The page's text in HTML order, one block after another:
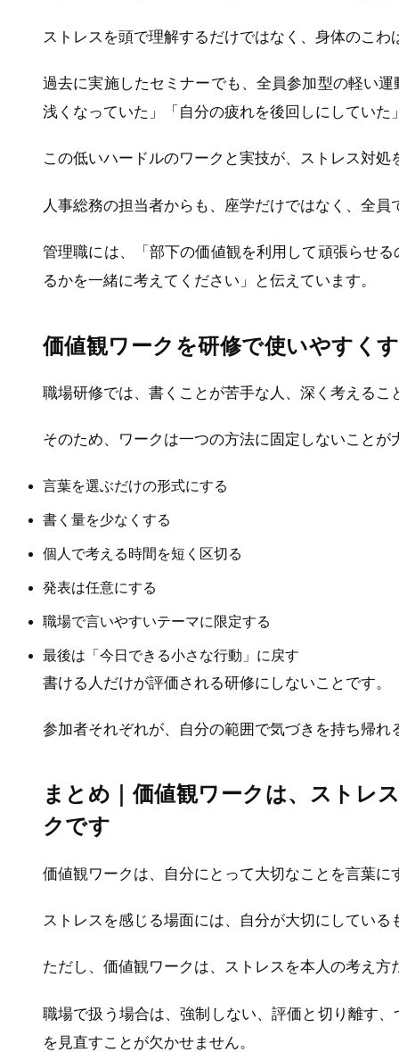
ストレスを頭で理解するだけではなく、身体のこ
過去に実施したセミナーでも、全員参加型の軽い
浅くなっていた」「自分の疲れを後回しにしていた
この低いハードルのワークと実技が、ストレス対
人事総務の担当者からも、座学だけではなく、全
管理職には、「部下の価値観を利用して頑張らせ
るかを一緒に考えてください」と伝えています。
価値観ワークを研修で使いやすく
職場研修では、書くことが苦手な人、深く考える
そのため、ワークは一つの方法に固定しないことが
言葉を選ぶだけの形式にする
書く量を少なくする
個人で考える時間を短く区切る
発表は任意にする
職場で言いやすいテーマに限定する
最後は「今日できる小さな行動」に戻す
書ける人だけが評価される研修にしないことです。
参加者それぞれが、自分の範囲で気づきを持ち帰れ
まとめ｜価値観ワークは、ストレ
クです
価値観ワークは、自分にとって大切なことを言葉に
ストレスを感じる場面には、自分が大切にしてい
ただし、価値観ワークは、ストレスを本人の考え
職場で扱う場合は、強制しない、評価と切り離す
を見直すことが欠かせません。